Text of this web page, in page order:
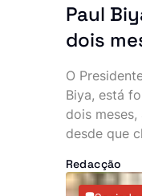
Paul
dois
do
da
O
Biya, está
dois
desde que
Europa
oposição e
Redacção